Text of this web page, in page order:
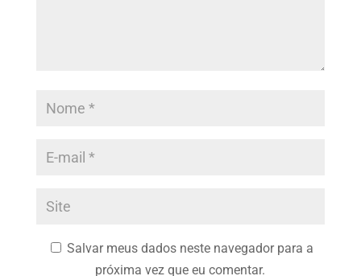
Salvar meus dados neste navegador para a
próxima vez que eu comentar.